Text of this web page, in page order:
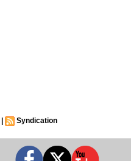
Syndication